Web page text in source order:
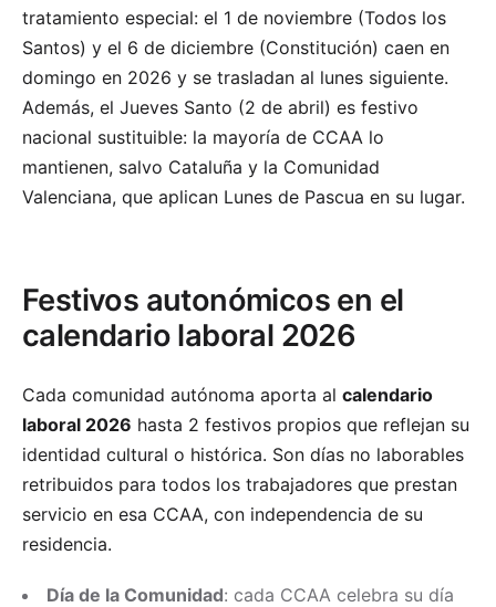
tratamiento especial: el 1 de noviembre (Todos los
Santos) y el 6 de diciembre (Constitución) caen en
domingo en 2026 y se trasladan al lunes siguiente.
Además, el Jueves Santo (2 de abril) es festivo
nacional sustituible: la mayoría de CCAA lo
mantienen, salvo Cataluña y la Comunidad
Valenciana, que aplican Lunes de Pascua en su lugar.
Festivos autonómicos en el
calendario laboral 2026
Cada comunidad autónoma aporta al calendario
laboral 2026 hasta 2 festivos propios que reflejan su
identidad cultural o histórica. Son días no laborables
retribuidos para todos los trabajadores que prestan
servicio en esa CCAA, con independencia de su
residencia.
Día de la Comunidad: cada CCAA celebra su día